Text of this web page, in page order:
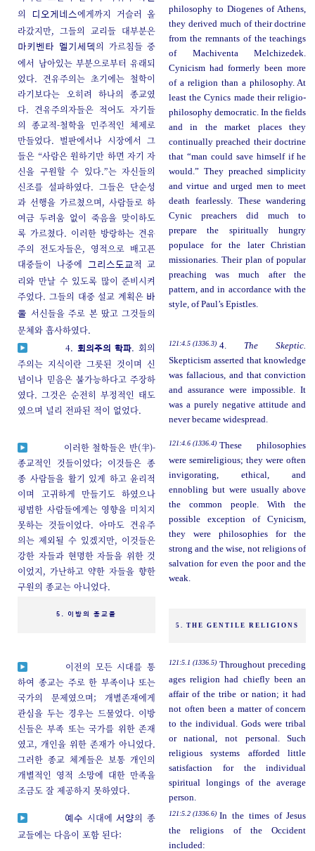
의 디오게네스에게까지 거슬러 올
라갔지만, 그들의 교리들 대부분은
마키벤타 멜기세덱의 가르침들 중
에서 남아있는 부분으로부터 유래되
었다. 견유주의는 초기에는 철학이
라기보다는 오히려 하나의 종교였
다. 견유주의자들은 적어도 자기들
의 종교적-철학을 민주적인 체제로
만들었다. 벌판에서나 시장에서 그
들은 “사람은 원하기만 하면 자기 자
신을 구원할 수 있다.”는 자신들의
신조를 설파하였다. 그들은 단순성
과 선행을 가르쳤으며, 사람들로 하
여금 두려움 없이 죽음을 맞이하도
록 가르쳤다. 이러한 방랑하는 견유
주의 전도자들은, 영적으로 배고픈
대중들이 나중에
그리스도교적 교
리와 만날 수 있도록 많이 준비시켜
주었다. 그들의 대중 설교 계획은 바
울 서신들을 주로 본 땄고 그것들의
문체와 흡사하였다.
philosophy to Diogenes of Athens,
they derived much of their doctrine
from the remnants of the teachings
of Machiventa Melchizedek.
Cynicism had formerly been more
of a religion than a philosophy. At
least the Cynics made their religio-
philosophy democratic. In the fields
and in the market places they
continually preached their doctrine
that “man could save himself if he
would.” They preached simplicity
and virtue and urged men to meet
death fearlessly. These wandering
Cynic preachers did much to
prepare the spiritually hungry
populace for the later Christian
missionaries. Their plan of popular
preaching was much after the
pattern, and in accordance with the
style, of Paul’s Epistles.
4. 회의주의 학파. 회의
주의는 지식이란 그릇된 것이며 신
념이나 믿음은 불가능하다고 주장하
였다. 그것은 순전히 부정적인 태도
였으며 널리 전파된 적이 없었다.
121:4.5 (1336.3) 4. The Skeptic.
Skepticism asserted that knowledge
was fallacious, and that conviction
and assurance were impossible. It
was a purely negative attitude and
never became widespread.
이러한 철학들은 반(半)-
종교적인 것들이었다; 이것들은 종
종 사람들을 활기 있게 하고 윤리적
이며 고귀하게 만들기도 하였으나
평범한 사람들에게는 영향을 미치지
못하는 것들이었다. 아마도 견유주
의는 제외될 수 있겠지만, 이것들은
강한 자들과 현명한 자들을 위한 것
이었지, 가난하고 약한 자들을 향한
구원의 종교는 아니었다.
121:4.6 (1336.4) These philosophies
were semireligious; they were often
invigorating, ethical, and
ennobling but were usually above
the common people. With the
possible exception of Cynicism,
they were philosophies for the
strong and the wise, not religions of
salvation for even the poor and the
weak.
5. 이방의 종교들
5. THE GENTILE RELIGIONS
이전의 모든 시대를 통
하여 종교는 주로 한 부족이나 또는
국가의 문제였으며; 개별존재에게
관심을 두는 경우는 드물었다. 이방
신들은 부족 또는 국가를 위한 존재
였고, 개인을 위한 존재가 아니었다.
그러한 종교 체계들은 보통 개인의
개별적인 영적 소망에 대한 만족을
조금도 잘 제공하지 못하였다.
121:5.1 (1336.5) Throughout preceding
ages religion had chiefly been an
affair of the tribe or nation; it had
not often been a matter of concern
to the individual. Gods were tribal
or national, not personal. Such
religious systems afforded little
satisfaction for the individual
spiritual longings of the average
person.
예수 시대에서양의 종
교들에는 다음이 포함 된다:
121:5.2 (1336.6) In the times of Jesus
the religions of the Occident
included: